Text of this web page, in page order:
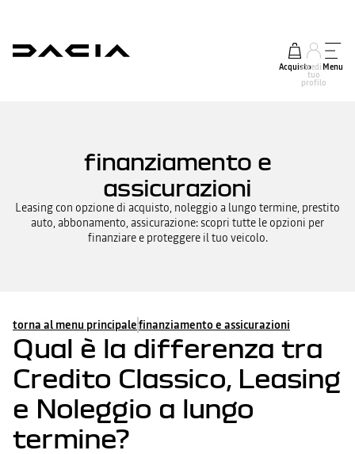
Acquistoaccedi al
tuo
profilo
Menu
finanziamento e
assicurazioni
Leasing con opzione di acquisto, noleggio a lungo termine, prestito
auto, abbonamento, assicurazione: scopri tutte le opzioni per
finanziare e proteggere il tuo veicolo.
torna al menu principalefinanziamento e assicurazioni
Qual è la differenza tra
Credito Classico, Leasing
e Noleggio a lungo
termine?